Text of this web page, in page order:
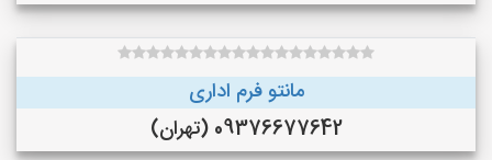
مانتو فرم اداری
09376677642 (تهران)